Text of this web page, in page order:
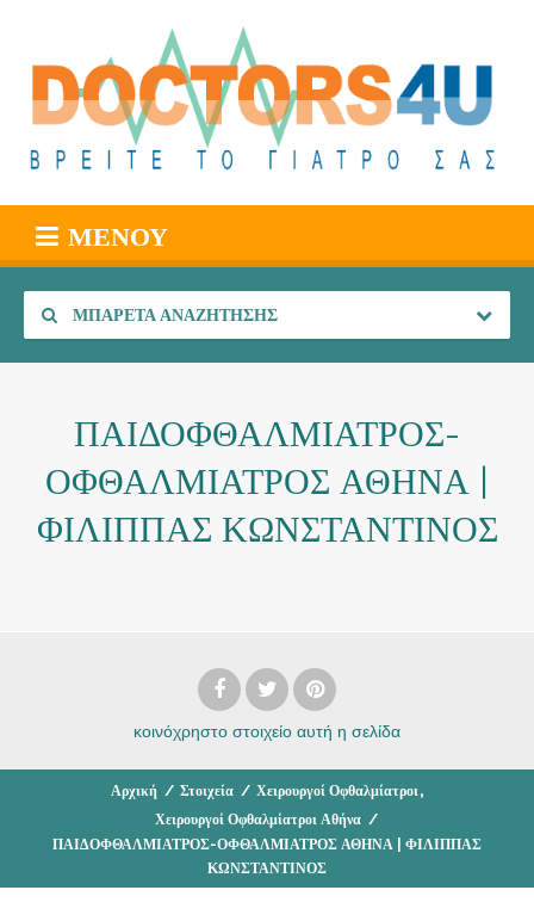
ΜΕΝΟΎ
ΜΠΑΡΈΤΑ ΑΝΑΖΉΤΗΣΗΣ
ΠΑΙΔΟΦΘΑΛΜΙΑΤΡΟΣ-
ΟΦΘΑΛΜΙΑΤΡΟΣ ΑΘΗΝΑ |
ΦΙΛΙΠΠΑΣ ΚΩΝΣΤΑΝΤΙΝΟΣ
κοινόχρηστο στοιχείο αυτή η σελίδα
Αρχική / Στοιχεία / Χειρουργοί Οφθαλμίατροι ,
Χειρουργοί Οφθαλμίατροι Αθήνα /
ΠΑΙΔΟΦΘΑΛΜΙΑΤΡΟΣ-ΟΦΘΑΛΜΙΑΤΡΟΣ ΑΘΗΝΑ | ΦΙΛΙΠΠΑΣ
ΚΩΝΣΤΑΝΤΙΝΟΣ